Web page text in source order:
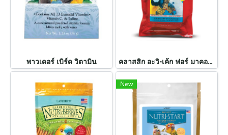
พาวเดอร์ เบิร์ด วิตามิน คลาสสิก อะวิ-เค้ก ฟอร์ มาคอว์ แอนด์ คอกคาทู
New